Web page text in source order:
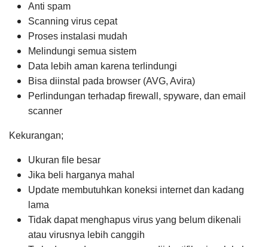
Anti spam
Scanning virus cepat
Proses instalasi mudah
Melindungi semua sistem
Data lebih aman karena terlindungi
Bisa diinstal pada browser (AVG, Avira)
Perlindungan terhadap firewall, spyware, dan email
scanner
Kekurangan;
Ukuran file besar
Jika beli harganya mahal
Update membutuhkan koneksi internet dan kadang
lama
Tidak dapat menghapus virus yang belum dikenali
atau virusnya lebih canggih